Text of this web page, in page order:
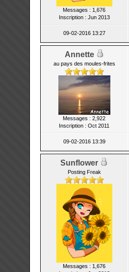
Messages : 1,676
Inscription : Jun 2013
09-02-2016 13:27
Annette
au pays des moules-frites
Messages : 2,922
Inscription : Oct 2011
09-02-2016 13:39
Sunflower
Posting Freak
Messages : 1,676